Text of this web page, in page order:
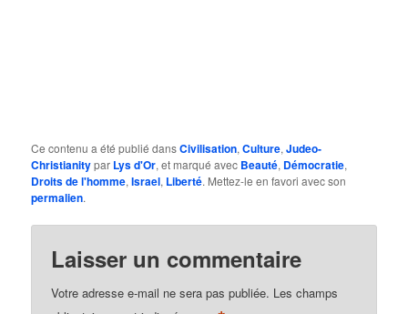
Ce contenu a été publié dansCivilisation,Culture,Judeo-
Christianitypar Lys d'Or, et marqué avec Beauté, Démocratie,
Droits de l'homme,Israel, Liberté. Mettez-le en favori avec son
permalien.
Laisser un commentaire
Votre adresse e-mail ne sera pas publiée. Les champs